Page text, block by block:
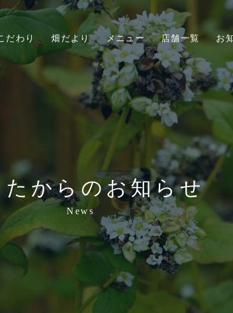
だわり 畑だより メニュー 店舗一覧 お
たからのお知らせ
News